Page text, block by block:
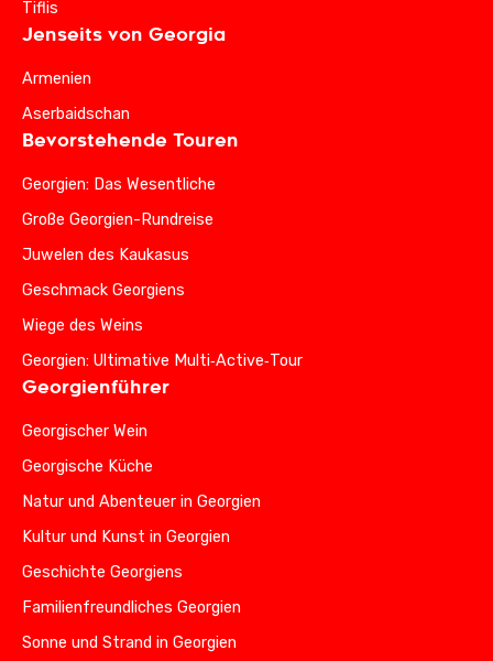
Tiflis
Jenseits von Georgia
Armenien
Aserbaidschan
Bevorstehende Touren
Georgien: Das Wesentliche
Große Georgien-Rundreise
Juwelen des Kaukasus
Geschmack Georgiens
Wiege des Weins
Georgien: Ultimative Multi‑Active‑Tour
Georgienführer
Georgischer Wein
Georgische Küche
Natur und Abenteuer in Georgien
Kultur und Kunst in Georgien
Geschichte Georgiens
Familienfreundliches Georgien
Sonne und Strand in Georgien